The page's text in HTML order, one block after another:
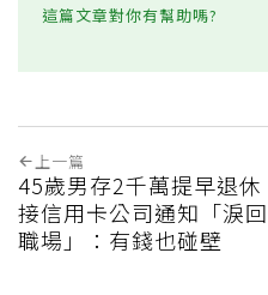
這篇文章對你有幫助嗎?
上一篇
45歲男存2千萬提早退休
接信用卡公司通知「淚回
職場」：有錢也碰壁